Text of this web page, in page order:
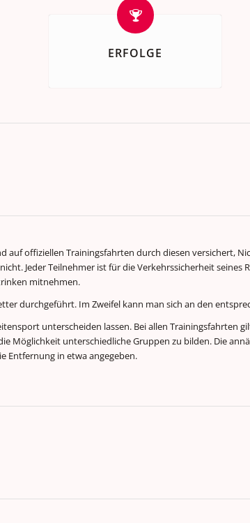
ERFOLGE
auf offiziellen Trainingsfahrten durch diesen versichert,
Jeder Teilnehmer ist für die Verkehrssicherheit seines
mitnehmen.
durchgeführt. Im Zweifel kann man sich an den
unterscheiden lassen. Bei allen Trainingsfahrten
unterschiedliche Gruppen zu bilden. Die
Entfernung in etwa angegeben.